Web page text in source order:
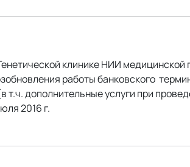
клинике НИИ
работы банковского
дополнительные услуги при
2016 г.